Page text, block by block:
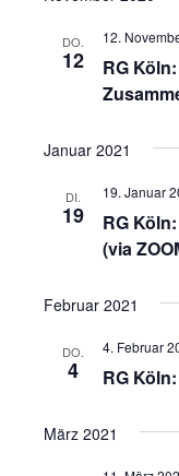
DO.
12
RG
12.
Januar 2021
DI.
19
RG
(via
19. Januar
Februar 2021
DO.
4 RG
4. Februar
März 2021